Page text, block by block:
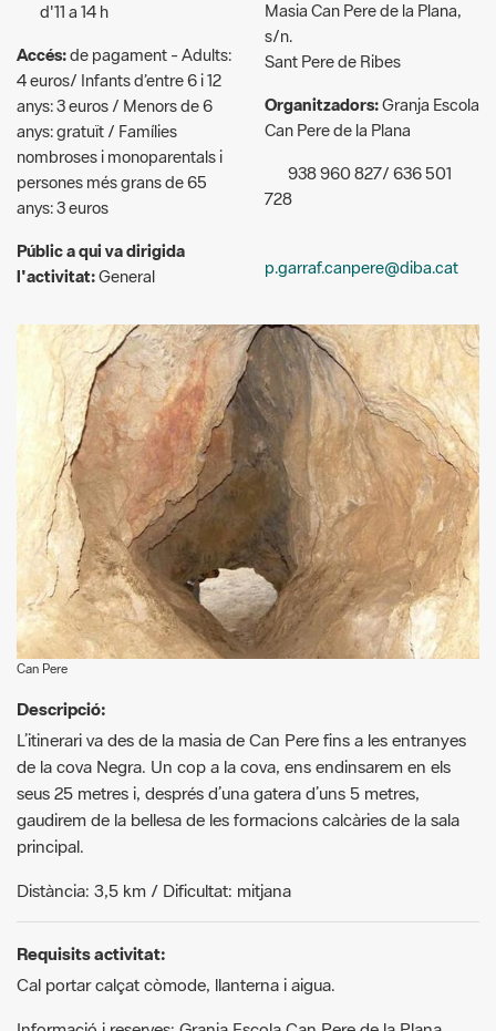
anys: gratuït / Famílies
nombroses i monoparentals i
persones més grans de 65
anys: 3 euros
Públic a qui va dirigida
l'activitat:
General
Organitzadors:
Granja Escola
Can Pere de la Plana
938 960 827/ 636 501
728
p.garraf.canpere@diba.cat
Can Pere
Descripció:
L’itinerari va des de la masia de Can Pere fins a les entranyes
seus 25 metres i, després d’una gatera d’uns 5 metres,
gaudirem de la bellesa de les formacions calcàries de la sala
principal.
Distància: 3,5 km / Dificultat: mitjana
Cal portar calçat còmode, llanterna i aigua.
Informació i reserves: Granja Escola Can Pere de la Plana.